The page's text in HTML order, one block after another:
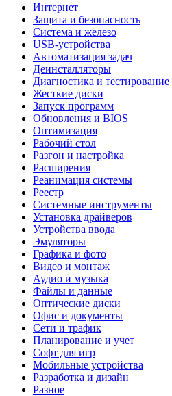
Интернет
Защита и безопасность
Система и железо
USB-устройства
Автоматизация задач
Деинсталляторы
Диагностика и тестирование
Жесткие диски
Запуск программ
Обновления и BIOS
Оптимизация
Рабочий стол
Разгон и настройка
Расширения
Реанимация системы
Реестр
Системные инструменты
Установка драйверов
Устройства ввода
Эмуляторы
Графика и фото
Видео и монтаж
Аудио и музыка
Файлы и данные
Оптические диски
Офис и документы
Сети и трафик
Планирование и учет
Софт для игр
Мобильные устройства
Разработка и дизайн
Разное